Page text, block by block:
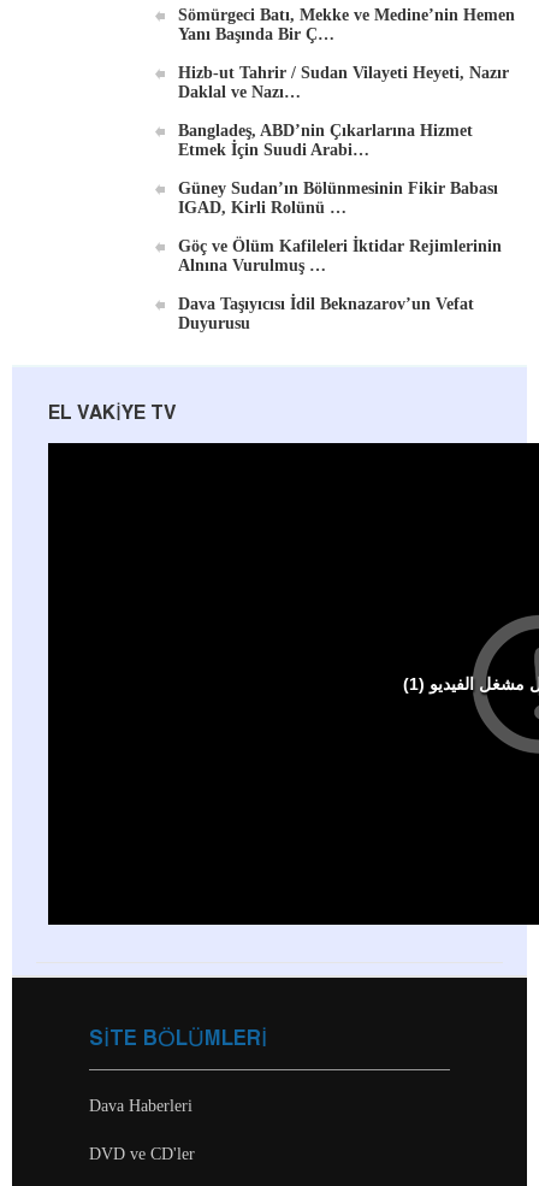
Sömürgeci Batı, Mekke ve Medine’nin Hemen
Yanı Başında Bir Ç…
Hizb-ut Tahrir / Sudan Vilayeti Heyeti, Nazır
Daklal ve Nazı…
Bangladeş, ABD’nin Çıkarlarına Hizmet
Etmek İçin Suudi Arabi…
Güney Sudan’ın Bölünmesinin Fikir Babası
IGAD, Kirli Rolünü …
Göç ve Ölüm Kafileleri İktidar Rejimlerinin
Alnına Vurulmuş …
Dava Taşıyıcısı İdil Beknazarov’un Vefat
Duyurusu
EL VAKIYE TV
SİTE BÖLÜMLERİ
Dava Haberleri
DVD ve CD'ler